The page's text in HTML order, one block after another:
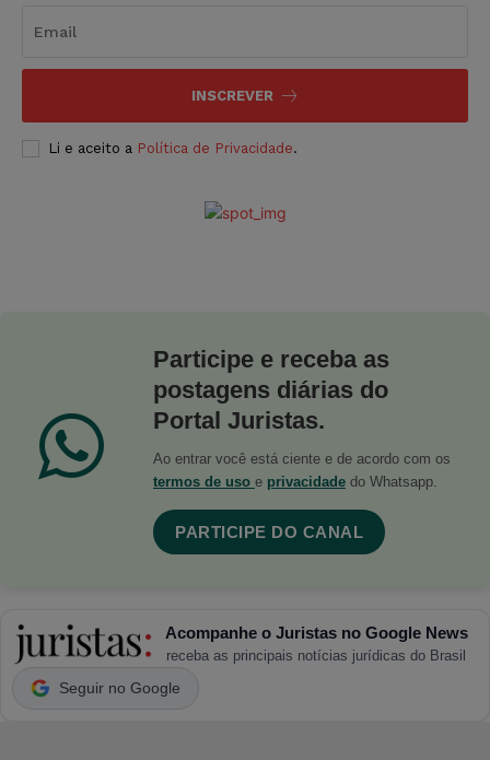
INSCREVER
Li e aceito a Política de Privacidade.
Participe e receba as
postagens diárias do
Portal Juristas.
Ao entrar você está ciente e de acordo com os
termos de uso e privacidade do Whatsapp.
PARTICIPE DO CANAL
Acompanhe o Juristas no Google News
receba as principais notícias jurídicas do Brasil
Seguir no Google